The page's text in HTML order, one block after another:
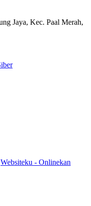
Jaya, Kec. Paal Merah,
Websiteku - Onlinekan